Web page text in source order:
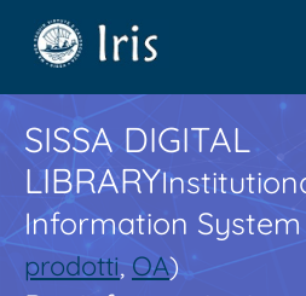
SISSA DIGITAL
LIBRARY
Information
prodotti,OA)